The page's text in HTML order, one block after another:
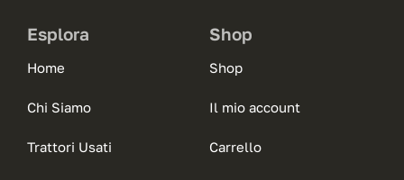
Esplora
Home
Chi Siamo
Trattori Usati
Shop
Shop
Il mio account
Carrello